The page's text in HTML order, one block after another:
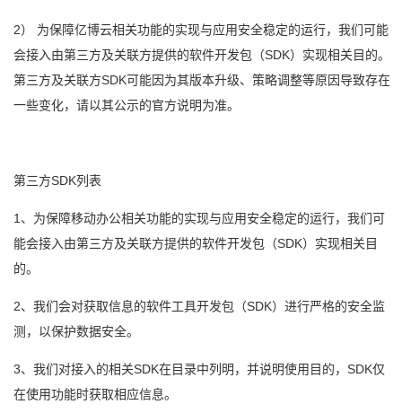
2） 为保障亿博云相关功能的实现与应用安全稳定的运行，我们可能
会接入由第三方及关联方提供的软件开发包（SDK）实现相关目的。
第三方及关联方SDK可能因为其版本升级、策略调整等原因导致存在
一些变化，请以其公示的官方说明为准。
第三方SDK列表
1、为保障移动办公相关功能的实现与应用安全稳定的运行，我们可
能会接入由第三方及关联方提供的软件开发包（SDK）实现相关目
的。
2、我们会对获取信息的软件工具开发包（SDK）进行严格的安全监
测，以保护数据安全。
3、我们对接入的相关SDK在目录中列明，并说明使用目的，SDK仅
在使用功能时获取相应信息。